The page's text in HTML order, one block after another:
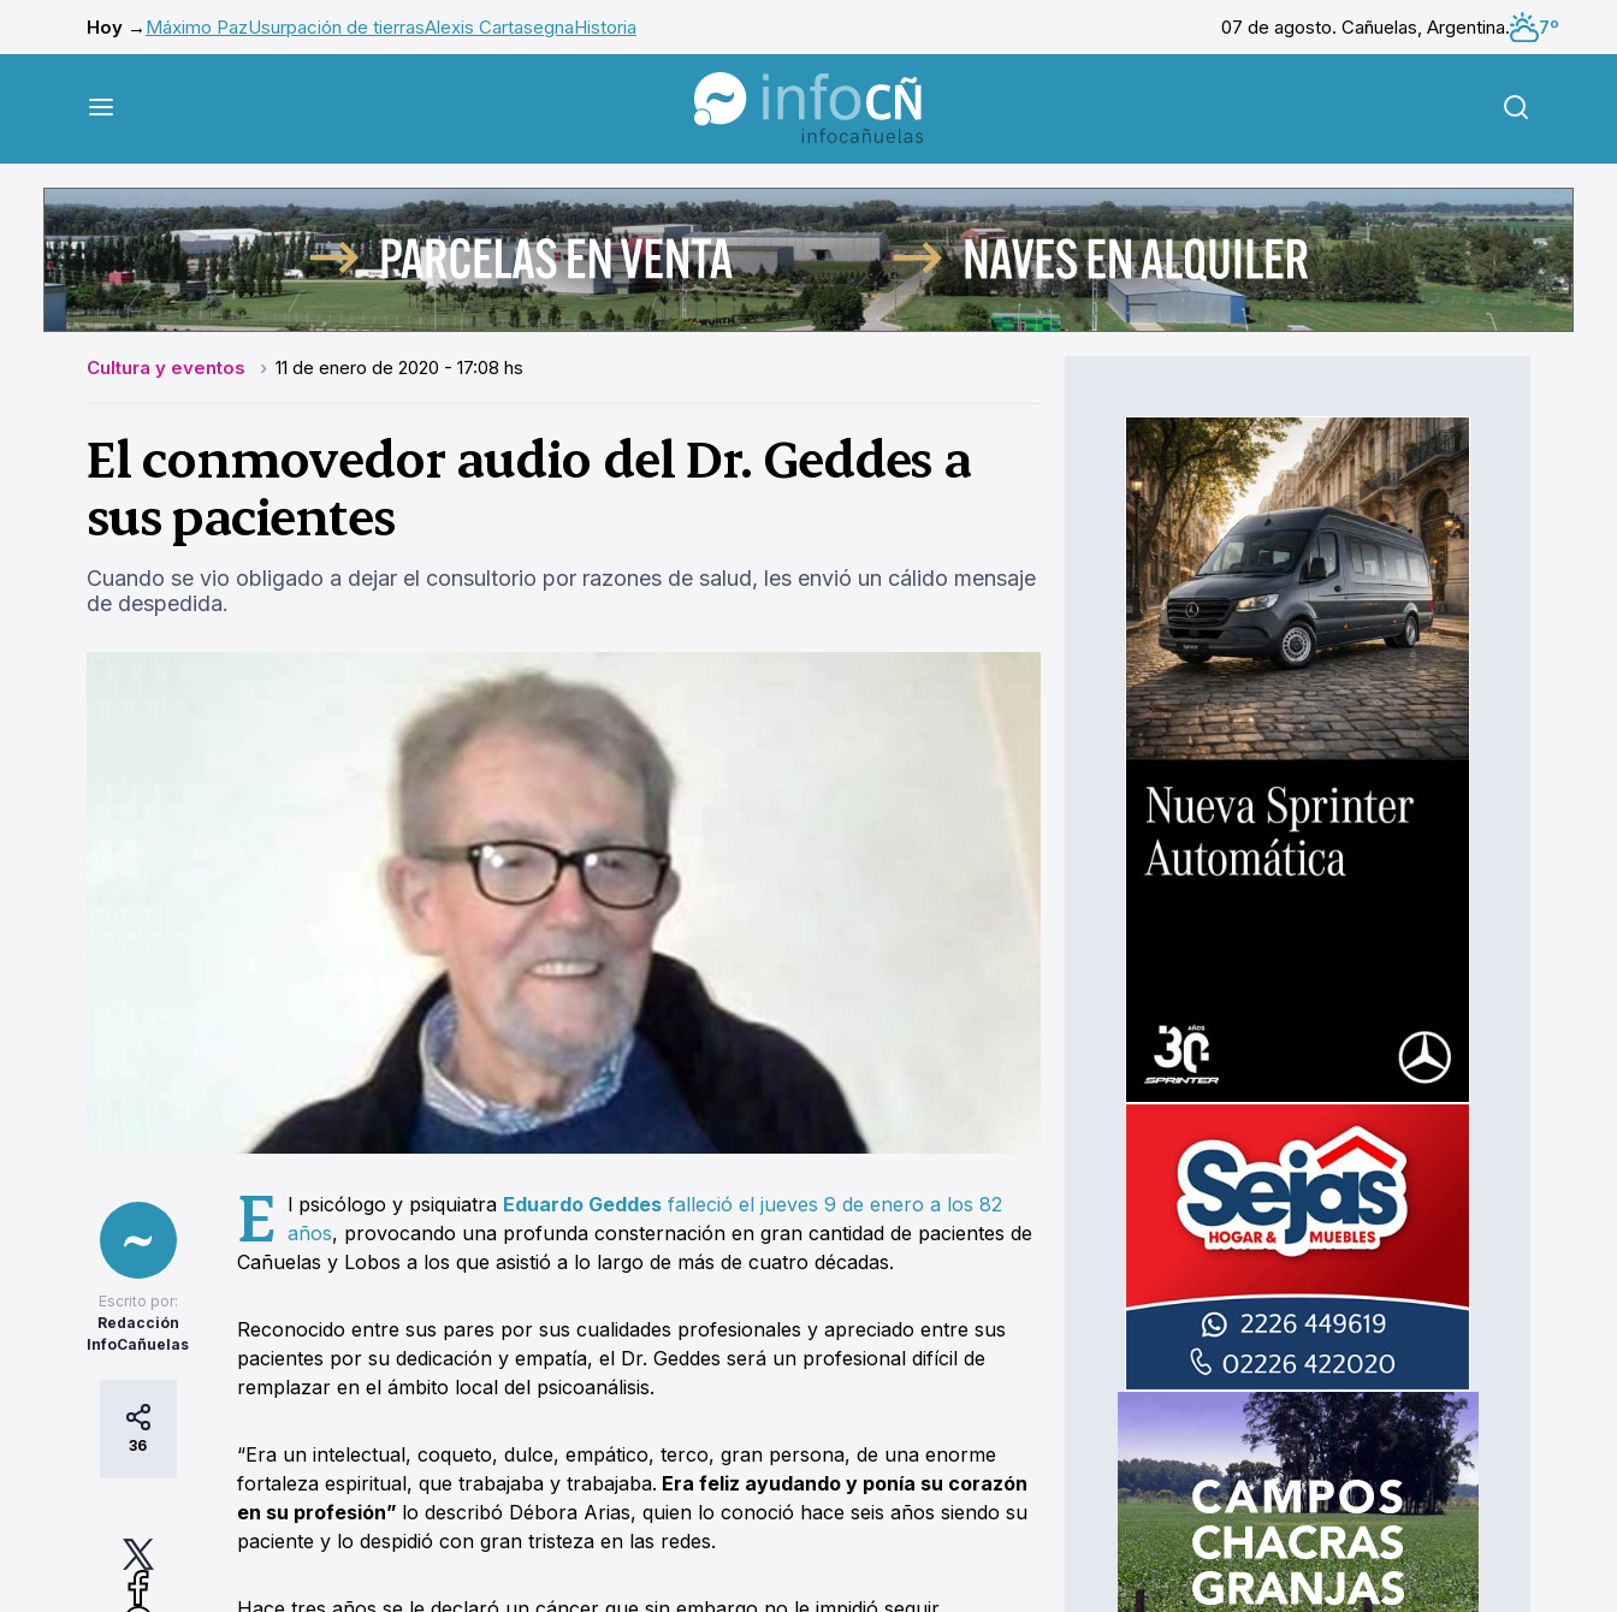
Hoy → Máximo PazUsurpación de tierrasAlexis CartasegnaHistoria 07 de agosto. Cañuelas, Argentina.
7º
InfoCañuelas
Cultura y eventos 11 de enero de 2020 - 17:08 hs
El conmovedor audio del Dr. Geddes a
sus pacientes
Cuando se vio obligado a dejar el consultorio por razones de salud, les envió un cálido mensaje
de despedida.
Escrito por:
Redacción
InfoCañuelas
36
E l psicólogo y psiquiatra Eduardo Geddes falleció el jueves 9 de enero a los 82
años, provocando una profunda consternación en gran cantidad de pacientes de
Cañuelas y Lobos a los que asistió a lo largo de más de cuatro décadas.
Reconocido entre sus pares por sus cualidades profesionales y apreciado entre sus
pacientes por su dedicación y empatía, el Dr. Geddes será un profesional difícil de
remplazar en el ámbito local del psicoanálisis.
“Era un intelectual, coqueto, dulce, empático, terco, gran persona, de una enorme
fortaleza espiritual, que trabajaba y trabajaba. Era feliz ayudando y ponía su corazón
en su profesión” lo describó Débora Arias, quien lo conoció hace seis años siendo su
paciente y lo despidió con gran tristeza en las redes.